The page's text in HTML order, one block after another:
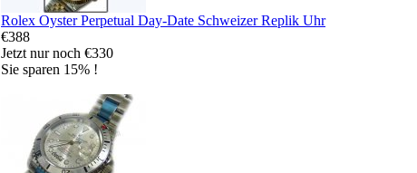
Rolex Oyster Perpetual Day-Date Schweizer Replik Uhr
€388
Jetzt nur noch €330
Sie sparen 15% !